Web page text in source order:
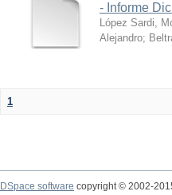
- Informe
López Sardi,
Alejandro;
1
DSpace software copyright © 2002-